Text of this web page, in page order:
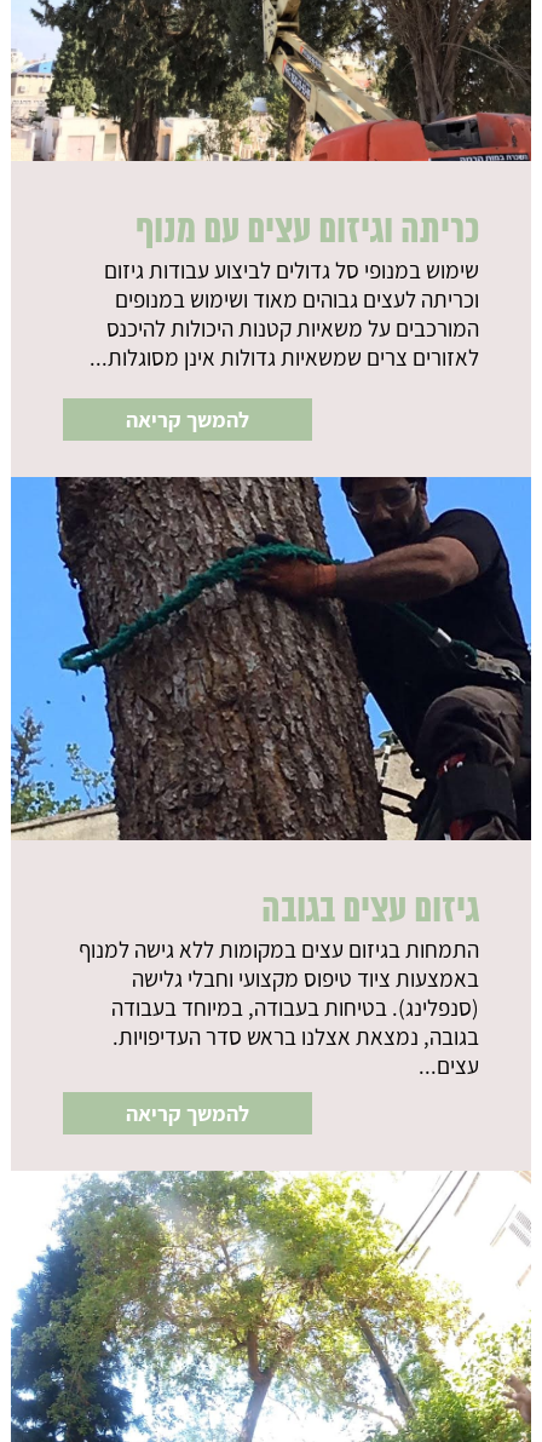
כריתה וגיזום עצים עם מנוף
שימוש במנופי סל גדולים לביצוע עבודות גיזום
וכריתה לעצים גבוהים מאוד ושימוש במנופים
המורכבים על משאיות קטנות היכולות להיכנס
לאזורים צרים שמשאיות גדולות אינן מסוגלות...
להמשך קריאה
גיזום עצים בגובה
התמחות בגיזום עצים במקומות ללא גישה למנוף
באמצעות ציוד טיפוס מקצועי וחבלי גלישה
(סנפלינג). בטיחות בעבודה, במיוחד בעבודה
בגובה, נמצאת אצלנו בראש סדר העדיפויות.
עצים...
להמשך קריאה